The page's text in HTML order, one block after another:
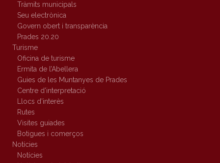
Tràmits municipals
Seu electrònica
Govern obert i transparència
Prades 20.20
Turisme
Oficina de turisme
Ermita de l’Abellera
Guies de les Muntanyes de Prades
Centre d’interpretació
Llocs d’interès
Rutes
Visites guiades
Botigues i comerços
Notícies
Notícies